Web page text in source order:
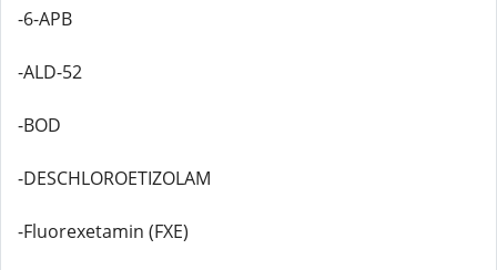
-6-APB
-ALD-52
-BOD
-DESCHLOROETIZOLAM
-Fluorexetamin (FXE)